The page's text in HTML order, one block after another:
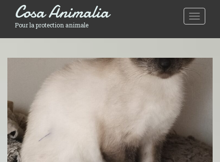
Toggle
Cosa Animalia
Pour la protection animale